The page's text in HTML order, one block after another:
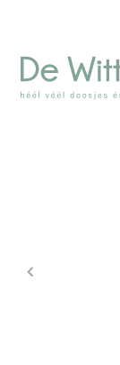
Over drukwerk